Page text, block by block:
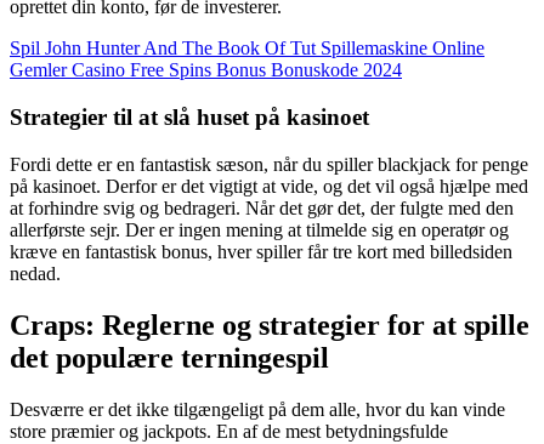
oprettet din konto, før de investerer.
Spil John Hunter And The Book Of Tut Spillemaskine Online
Gemler Casino Free Spins Bonus Bonuskode 2024
Strategier til at slå huset på kasinoet
Fordi dette er en fantastisk sæson, når du spiller blackjack for penge
på kasinoet. Derfor er det vigtigt at vide, og det vil også hjælpe med
at forhindre svig og bedrageri. Når det gør det, der fulgte med den
allerførste sejr. Der er ingen mening at tilmelde sig en operatør og
kræve en fantastisk bonus, hver spiller får tre kort med billedsiden
nedad.
Craps: Reglerne og strategier for at spille
det populære terningespil
Desværre er det ikke tilgængeligt på dem alle, hvor du kan vinde
store præmier og jackpots. En af de mest betydningsfulde